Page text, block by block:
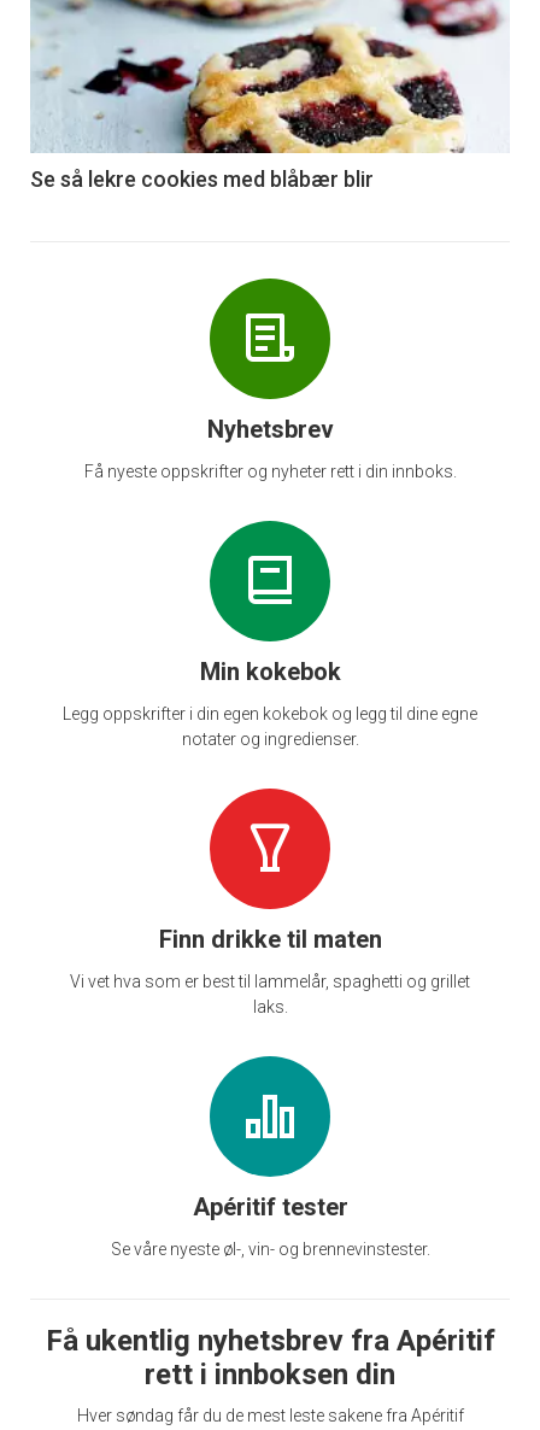
akkurat
nå
6
Se så lekre cookies med blåbær blir
Nyhetsbrev
Få nyeste oppskrifter og nyheter rett i din innboks.
Min kokebok
Legg oppskrifter i din egen kokebok og legg til dine egne
notater og ingredienser.
Finn drikke til maten
Vi vet hva som er best til lammelår, spaghetti og grillet
laks.
Apéritif tester
Se våre nyeste øl-, vin- og brennevinstester.
Få ukentlig nyhetsbrev fra Apéritif
rett i innboksen din
Hver søndag får du de mest leste sakene fra Apéritif